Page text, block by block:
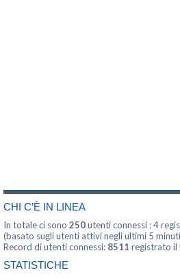
CHI C’È IN LINEA
In totale ci sono 250utenti connessi : 4
(basato sugli utenti attivi negli ultimi 5
Record di utenti connessi: 8511 registrato il
STATISTICHE